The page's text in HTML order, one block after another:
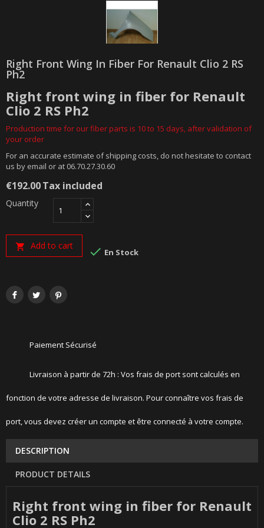
Right Front Wing In Fiber For Renault Clio 2 RS
Ph2
Right front wing in fiber for Renault
Clio 2 RS Ph2
Production time for our fiber parts is 10 to 15 days, after validation of
your order
For an accurate estimate of shipping costs, do not hesitate to contact
us by email or at 06.70.27.30.60
€192.00Tax included
Quantity
 Add to cart  En Stock
Paiement Sécurisé
Livraison à partir de 72h : Vos frais de port sont calculés en
fonction de votre adresse de livraison. Pour connaître vos frais de
port, vous devez créer un compte et être connecté à votre compte.
DESCRIPTION
PRODUCT DETAILS
Right front wing in fiber for Renault
Clio 2 RS Ph2